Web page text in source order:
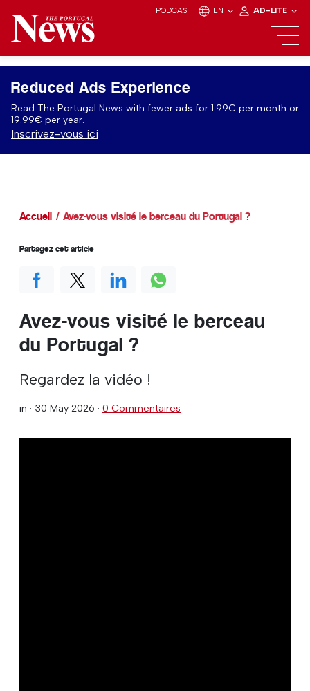
PODCAST EN AD-LITE
Reduced Ads Experience
Read The Portugal News with fewer ads for 1.99€ per month or
19.99€ per year.
Inscrivez-vous ici
Accueil Avez-vous visité le berceau du Portugal ?
Avez-vous visité le berceau
du Portugal ?
Regardez la vidéo !
in · 30 May 2026 · 0 Commentaires
Partagez cet article